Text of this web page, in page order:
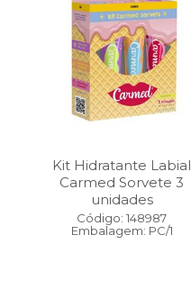
Kit Hidratante Labial
Carmed Sorvete 3
unidades
Código: 148987
Embalagem: PC/1